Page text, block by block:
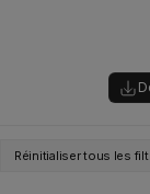
Réinitialiser tous les